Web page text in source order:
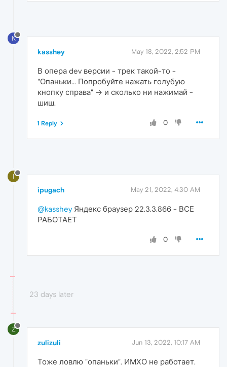
K
kasshey May 18, 2022, 2:52 PM
В опера dev версии - трек такой-то -
"Опаньки... Попробуйте нажать голубую
кнопку справа" → и сколько ни нажимай -
шиш.
0
1 Reply
I
ipugach May 21, 2022, 4:30 AM
@kassheyЯндекс браузер 22.3.3.866 - ВСЕ
РАБОТАЕТ
0
23 days later
Z
zulizuli Jun 13, 2022, 10:17 AM
Тоже ловлю "опаньки". ИМХО не работает.